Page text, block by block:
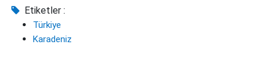
Etiketler :
Türkiye
Karadeniz